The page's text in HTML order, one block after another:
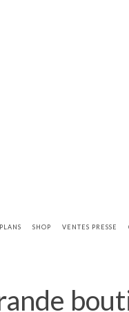
SHOP VENTES PRESSE